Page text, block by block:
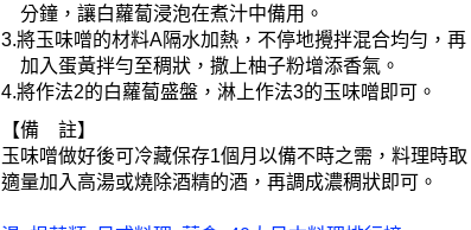
分鐘，讓白蘿蔔浸泡在煮汁中備用。
3.將玉味噌的材料A隔水加熱，不停地攪拌混合均勻，再
加入蛋黃拌勻至稠狀，撒上柚子粉增添香氣。
4.將作法2的白蘿蔔盛盤，淋上作法3的玉味噌即可。
【備 註】
玉味噌做好後可冷藏保存1個月以備不時之需，料理時取
適量加入高湯或燒除酒精的酒，再調成濃稠狀即可。